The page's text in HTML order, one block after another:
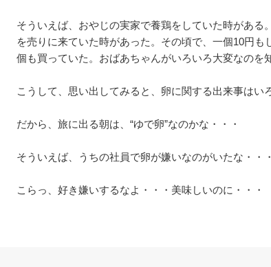
そういえば、おやじの実家で養鶏をしていた時があ
を売りに来ていた時があった。その頃で、一個10円
個も買っていた。おばあちゃんがいろいろ大変なのを
こうして、思い出してみると、卵に関する出来事はい
だから、旅に出る朝は、“ゆで卵”なのかな・・・
そういえば、うちの社員で卵が嫌いなのがいたな・・・
こらっ、好き嫌いするなよ・・・美味しいのに・・・